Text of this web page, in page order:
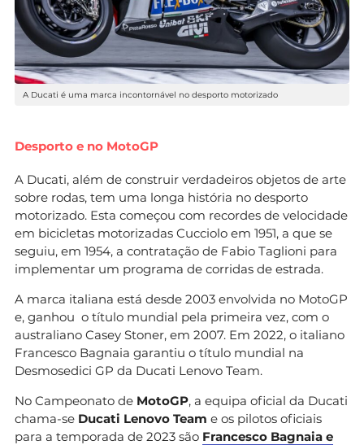
A Ducati é uma marca incontornável no desporto motorizado
Desporto e no MotoGP
A Ducati, além de construir verdadeiros objetos de arte
sobre rodas, tem uma longa história no desporto
motorizado. Esta começou com recordes de velocidade
em bicicletas motorizadas Cucciolo em 1951, a que se
seguiu, em 1954, a contratação de Fabio Taglioni para
implementar um programa de corridas de estrada.
A marca italiana está desde 2003 envolvida no MotoGP
e, ganhou o título mundial pela primeira vez, com o
australiano Casey Stoner, em 2007. Em 2022, o italiano
Francesco Bagnaia garantiu o título mundial na
Desmosedici GP da Ducati Lenovo Team.
No Campeonato de MotoGP, a equipa oficial da Ducati
chama-se Ducati Lenovo Team e os pilotos oficiais
para a temporada de 2023 são Francesco Bagnaia e